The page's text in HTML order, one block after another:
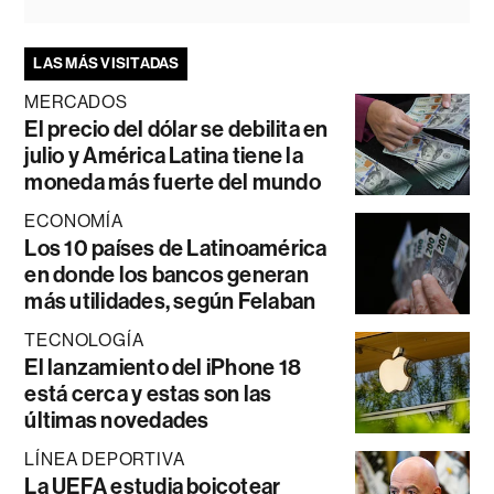
LAS MÁS VISITADAS
MERCADOS
El precio del dólar se debilita en
julio y América Latina tiene la
moneda más fuerte del mundo
ECONOMÍA
Los 10 países de Latinoamérica
en donde los bancos generan
más utilidades, según Felaban
TECNOLOGÍA
El lanzamiento del iPhone 18
está cerca y estas son las
últimas novedades
LÍNEA DEPORTIVA
La UEFA estudia boicotear